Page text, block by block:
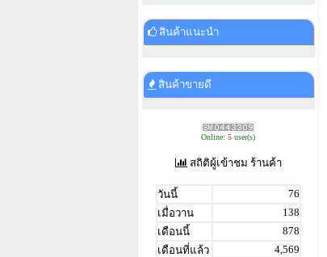
สินค้าแนะนำ
สินค้าขายดี
Online: 5 user(s)
สถิติผู้เข้าชม ร้านค้า
วันนี้
76
เมื่อวาน
138
เดือนนี้
878
เดือนที่แล้ว
4,569